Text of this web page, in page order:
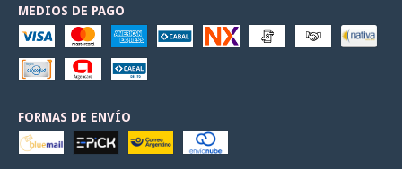
MEDIOS DE PAGO
FORMAS DE ENVÍO